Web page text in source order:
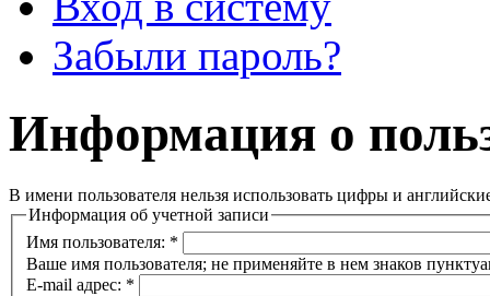
Забыли пароль?
Информация о
В имени пользователя нельзя использовать цифры и
Информация об учетной записи
Имя пользователя: *
Ваше имя пользователя; не применяйте в нем знаков
E-mail адрес: *